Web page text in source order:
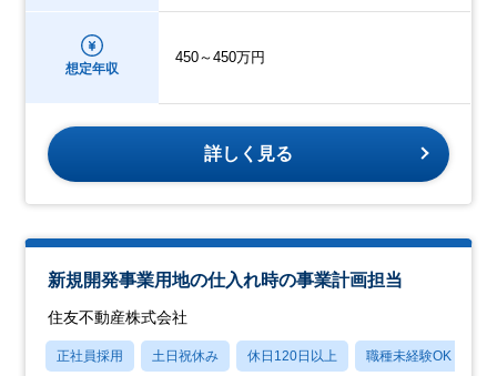
想定年収
450～450万円
詳しく見る
新規開発事業用地の仕入れ時の事業計画担当
住友不動産株式会社
正社員採用 土日祝休み 休日120日以上 職種未経験OK